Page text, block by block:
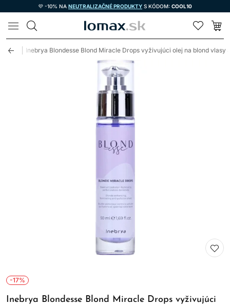
💜 -10% NA NEUTRALIZAČNÉ PRODUKTY S KÓDOM: COOL10
LOMAX
Inebrya Blondesse Blond Miracle Drops vyživujúci olej na blond vlasy
-17%
Inebrya Blondesse Blond Miracle Drops vyživujúci